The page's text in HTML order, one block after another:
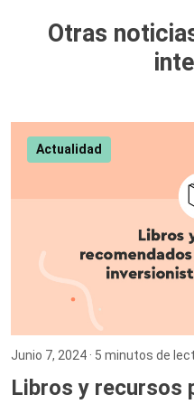
Otras
Actualidad
Junio 7, 2024 · 5 minutos de
Libros y recursos